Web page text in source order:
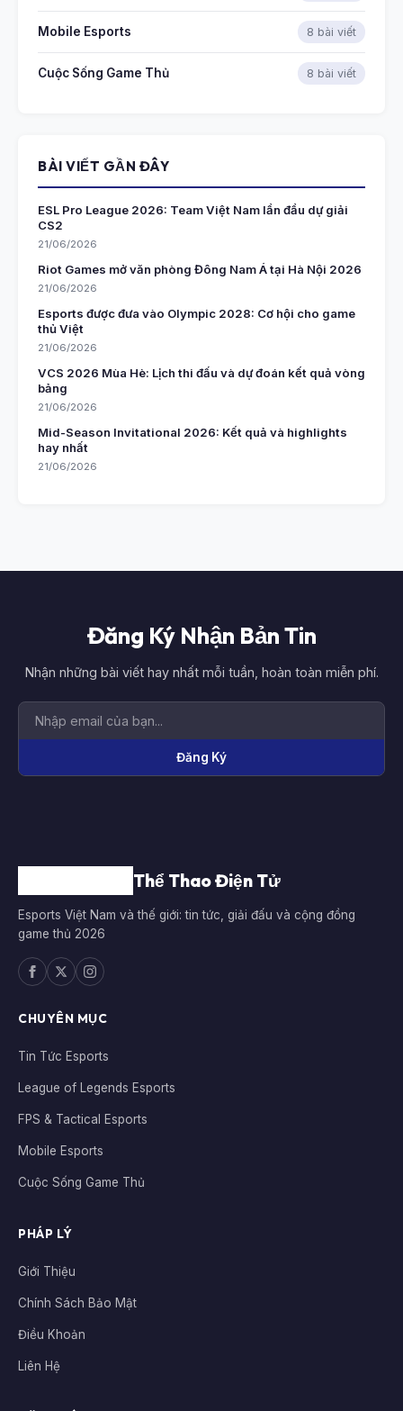
Mobile Esports 8 bài viết
Cuộc Sống Game Thủ 8 bài viết
BÀI VIẾT GẦN ĐÂY
ESL Pro League 2026: Team Việt Nam lần đầu dự giải
CS2
21/06/2026
Riot Games mở văn phòng Đông Nam Á tại Hà Nội 2026
21/06/2026
Esports được đưa vào Olympic 2028: Cơ hội cho game
thủ Việt
21/06/2026
VCS 2026 Mùa Hè: Lịch thi đấu và dự đoán kết quả vòng
bảng
21/06/2026
Mid-Season Invitational 2026: Kết quả và highlights
hay nhất
21/06/2026
Đăng Ký Nhận Bản Tin
Nhận những bài viết hay nhất mỗi tuần, hoàn toàn miễn phí.
Đăng Ký
Thể Thao Điện Tử
Esports Việt Nam và thế giới: tin tức, giải đấu và cộng đồng
game thủ 2026
CHUYÊN MỤC
Tin Tức Esports
League of Legends Esports
FPS & Tactical Esports
Mobile Esports
Cuộc Sống Game Thủ
PHÁP LÝ
Giới Thiệu
Chính Sách Bảo Mật
Điều Khoản
Liên Hệ